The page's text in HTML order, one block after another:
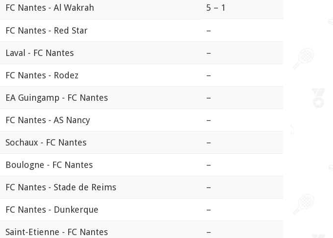
FC Nantes - Al Wakrah 5 – 1
FC Nantes - Red Star –
Laval - FC Nantes –
FC Nantes - Rodez –
EA Guingamp - FC Nantes –
FC Nantes - AS Nancy –
Sochaux - FC Nantes –
Boulogne - FC Nantes –
FC Nantes - Stade de Reims –
FC Nantes - Dunkerque –
Saint-Etienne - FC Nantes –